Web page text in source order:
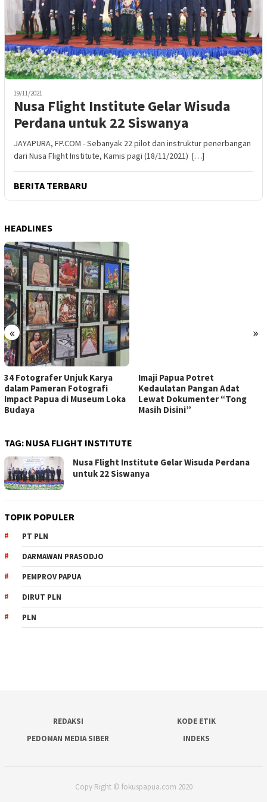
19/11/2021
Nusa Flight Institute Gelar Wisuda
Perdana untuk 22 Siswanya
JAYAPURA, FP.COM - Sebanyak 22 pilot dan instruktur penerbangan
dari Nusa Flight Institute, Kamis pagi (18/11/2021) […]
BERITA TERBARU
HEADLINES
« »
34 Fotografer Unjuk Karya
dalam Pameran Fotografi
Impact Papua di Museum Loka
Budaya
Imaji Papua Potret
Kedaulatan Pangan Adat
Lewat Dokumenter “Tong
Masih Disini”
TAG: NUSA FLIGHT INSTITUTE
Nusa Flight Institute Gelar Wisuda Perdana
untuk 22 Siswanya
TOPIK POPULER
PT PLN
DARMAWAN PRASODJO
PEMPROV PAPUA
DIRUT PLN
PLN
REDAKSI
KODE ETIK
PEDOMAN MEDIA SIBER
INDEKS
Copy Right © fokuspapua.com 2020